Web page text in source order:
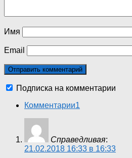
Имя
Email
Подписка на комментарии
Комментарии1
Справедливая:
21.02.2018 16:33 в 16:33